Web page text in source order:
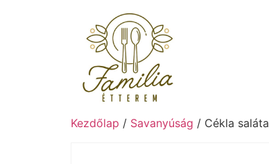
Kezdőlap / Savanyúság / Cékla saláta